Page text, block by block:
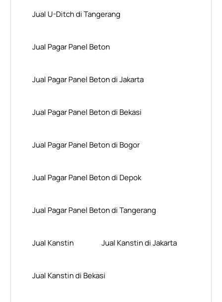
Jual U-Ditch di Tangerang
Jual Pagar Panel Beton
Jual Pagar Panel Beton di Jakarta
Jual Pagar Panel Beton di Bekasi
Jual Pagar Panel Beton di Bogor
Jual Pagar Panel Beton di Depok
Jual Pagar Panel Beton di Tangerang
Jual Kanstin Jual Kanstin di Jakarta
Jual Kanstin di Bekasi